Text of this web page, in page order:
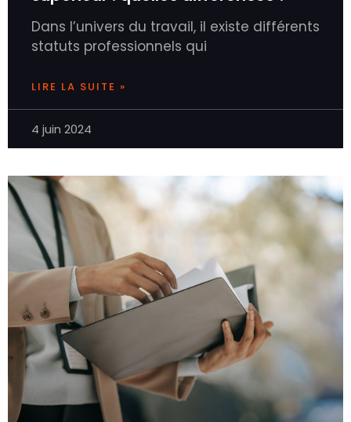
Dans l’univers du travail, il existe différents
statuts professionnels qui
LIRE LA SUITE »
4 juin 2024